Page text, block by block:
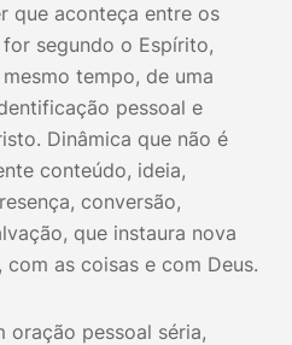
que aconteça entre os
segundo o Espírito,
tempo, de uma
pessoal e
Dinâmica que não é
conteúdo, ideia,
conversão,
que instaura nova
as coisas e com Deus.
oração pessoal séria,